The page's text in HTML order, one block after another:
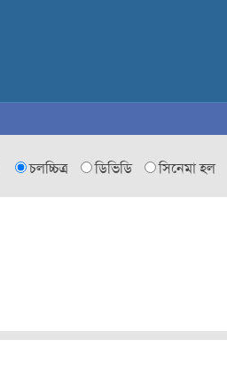
চলচ্চিত্র ডিভিডি সিনেমা হল